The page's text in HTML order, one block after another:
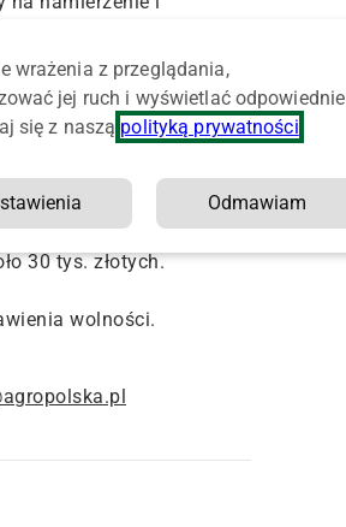
jeszcze trzy inne osoby.
kradzieży, w sumie
ogrodu sadowniczego i
Agnieszka Wójcik,
30 tys. złotych.
wolności.
wrażenia z przeglądania,
jej ruch i wyświetlać odpowiednie
się z naszą polityką prywatności
Odmawiam